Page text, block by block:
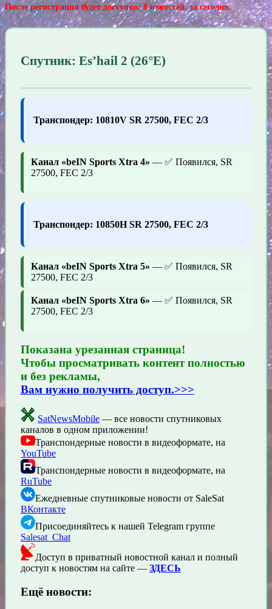
После регистрации будет доступно: 8 новостей, за сегодня.
Спутник: Es’hail 2 (26°E)
Транспондер: 10810V SR 27500, FEC 2/3
Канал «beIN Sports Xtra 4» — ✅ Появился, SR
27500, FEC 2/3
Транспондер: 10850H SR 27500, FEC 2/3
Канал «beIN Sports Xtra 5» — ✅ Появился, SR
27500, FEC 2/3
Канал «beIN Sports Xtra 6» — ✅ Появился, SR
27500, FEC 2/3
Показана урезанная страница!
Чтобы просматривать контент полностью
и без рекламы,
Вам нужно получить доступ.>>>
SatNewsMobile — все новости спутниковых
каналов в одном приложении!
Транспондерные новости в видеоформате, на
YouTube
Транспондерные новости в видеоформате, на
RuTube
Ежедневные спутниковые новости от SaleSat
ВКонтакте
Присоединяйтесь к нашей Telegram группе
Salesat_Chat
Доступ в приватный новостной канал и полный
доступ к новостям на сайте — ЗДЕСЬ
Ещё новости: